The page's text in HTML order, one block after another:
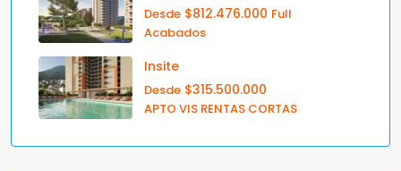
Desde $812.476.000 Full
Acabados
Insite
Desde $315.500.000
APTO VIS RENTAS CORTAS